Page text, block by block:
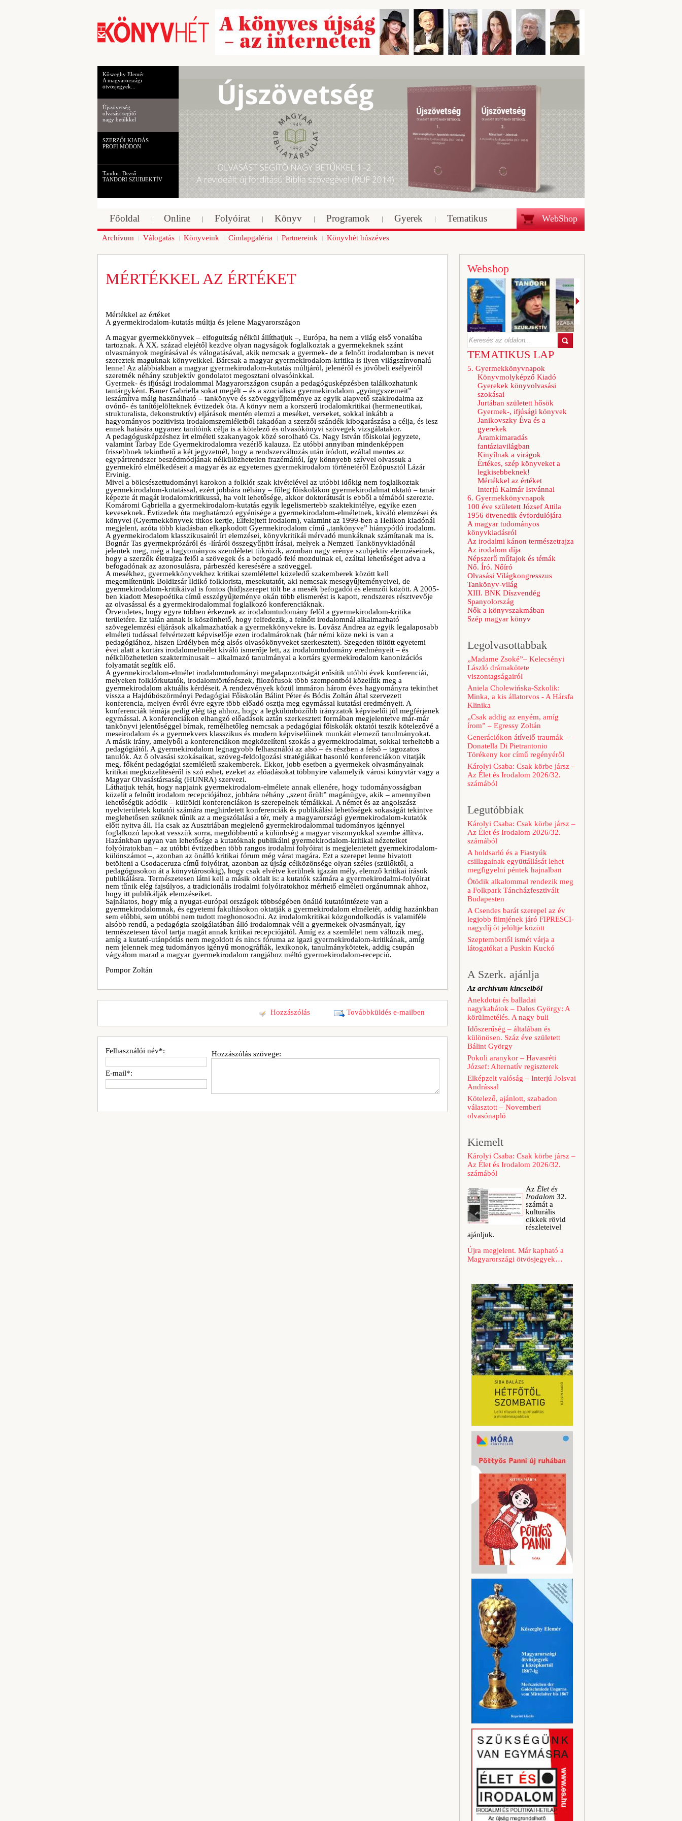
Kőszeghy Elemér
A magyarországi
ötvösjegyek...
Újszövetség
olvasást segítő
nagy betűkkel
SZERZŐI KIADÁS
PROFI MÓDON
Tandori Dezső
TANDORI SZUBJEKTÍV
WebShop
Főoldal Online Folyóirat Könyv Programok Gyerek Tematikus
Archívum Válogatás Könyveink Címlapgaléria Partnereink Könyvhét húszéves
MÉRTÉKKEL AZ ÉRTÉKET
Mértékkel az értéket
A gyermekirodalom-kutatás múltja és jelene Magyarországon
A magyar gyermekkönyvek – elfogultság nélkül állíthatjuk –, Európa, ha nem a világ első vonalába
tartoznak. A XX. század elejétől kezdve olyan nagyságok foglalkoztak a gyermekeknek szánt
olvasmányok megírásával és válogatásával, akik nemcsak a gyermek- de a felnőtt irodalomban is nevet
szereztek maguknak könyveikkel. Bárcsak a magyar gyermekirodalom-kritika is ilyen világszínvonalú
lenne! Az alábbiakban a magyar gyermekirodalom-kutatás múltjáról, jelenéről és jövőbeli esélyeiről
szeretnék néhány szubjektív gondolatot megosztani olvasóinkkal.
Gyermek- és ifjúsági irodalommal Magyarországon csupán a pedagógusképzésben találkozhatunk
tantárgyként. Bauer Gabriella sokat megélt – és a szocialista gyermekirodalom „gyöngyszemeit”
leszámítva máig használható – tankönyve és szöveggyűjteménye az egyik alapvető szakirodalma az
ovónő- és tanítójelölteknek évtizedek óta. A könyv nem a korszerű irodalomkritikai (hermeneutikai,
strukturalista, dekonstruktív) eljárások mentén elemzi a meséket, verseket, sokkal inkább a
hagyományos pozitivista irodalomszemléletből fakadóan a szerzői szándék kibogarászása a célja, és lesz
ennek hatására ugyanez tanítóink célja is a kötelező és olvasókönyvi szövegek vizsgálatakor.
A pedagógusképzéshez írt elméleti szakanyagok közé sorolható Cs. Nagy István főiskolai jegyzete,
valamint Tarbay Ede Gyermekirodalomra vezérlő kalauza. Ez utóbbi annyiban mindenképpen
frissebbnek tekinthető a két jegyzetnél, hogy a rendszerváltozás után íródott, ezáltal mentes az
egypártrendszer beszédmódjának nélkülözhetetlen frazémáitól, így könnyebb szívvel olvassuk a
gyermekíró elmélkedéseit a magyar és az egyetemes gyermekirodalom történetéről Ezópusztól Lázár
Ervinig.
Mivel a bölcsészettudományi karokon a folklór szak kivételével az utóbbi időkig nem foglalkoztak
gyermekirodalom-kutatással, ezért jobbára néhány – főleg főiskolákon gyermekirodalmat oktató – tanár
képezte át magát irodalomkritikussá, ha volt lehetősége, akkor doktorátusát is ebből a témából szerezte.
Komáromi Gabriella a gyermekirodalom-kutatás egyik legelismertebb szaktekintélye, egyike ezen
keveseknek. Évtizedek óta meghatározó egyénisége a gyermekirodalom-elméletnek, kiváló elemzései és
könyvei (Gyermekkönyvek titkos kertje, Elfelejtett irodalom), valamint az 1999-ben a Helikon kiadónál
megjelent, azóta több kiadásban elkapkodott Gyermekirodalom című „tankönyve” hiánypótló irodalom.
A gyermekirodalom klasszikusairól írt elemzései, könyvkritikái mérvadó munkáknak számítanak ma is.
Bognár Tas gyermekprózáról és -líráról összegyűjtött írásai, melyek a Nemzeti Tankönyvkiadónál
jelentek meg, még a hagyományos szemléletet tükrözik, azonban nagy erénye szubjektív elemzéseinek,
hogy a szerzők életrajza felől a szövegek és a befogadó felé mozdulnak el, ezáltal lehetőséget adva a
befogadónak az azonosulásra, párbeszéd keresésére a szöveggel.
A mesékhez, gyermekkönyvekhez kritikai szemlélettel közeledő szakemberek között kell
megemlítenünk Boldizsár Ildikó folklorista, mesekutatót, aki nemcsak mesegyűjteményeivel, de
gyermekirodalom-kritikáival is fontos (híd)szerepet tölt be a mesék befogadói és elemzői között. A 2005-
ben kiadott Mesepoétika című esszégyűjteménye okán több elismerést is kapott, rendszeres résztvevője
az olvasással és a gyermekirodalommal foglalkozó konferenciáknak.
Örvendetes, hogy egyre többen érkeznek az irodalomtudomány felől a gyermekirodalom-kritika
területére. Ez talán annak is köszönhető, hogy felfedezik, a felnőtt irodalomnál alkalmazható
szövegelemzési eljárások alkalmazhatóak a gyermekkönyvekre is. Lovász Andrea az egyik legalaposabb
elméleti tudással felvértezett képviselője ezen irodalmároknak (bár némi köze neki is van a
pedagógiához, hiszen Erdélyben még alsós olvasókönyveket szerkesztett). Szegeden töltött egyetemi
évei alatt a kortárs irodalomelmélet kiváló ismerője lett, az irodalomtudomány eredményeit – és
nélkülözhetetlen szakterminusait – alkalmazó tanulmányai a kortárs gyermekirodalom kanonizációs
folyamatát segítik elő.
A gyermekirodalom-elmélet irodalomtudományi megalapozottságát erősítik utóbbi évek konferenciái,
melyeken folklórkutatók, irodalomtörténészek, filozófusok több szempontból közelítik meg a
gyermekirodalom aktuális kérdéseit. A rendezvények közül immáron három éves hagyományra tekinthet
vissza a Hajdúböszörményi Pedagógiai Főiskolán Bálint Péter és Bódis Zoltán által szervezett
konferencia, melyen évről évre egyre több előadó osztja meg egymással kutatási eredményeit. A
konferenciák témája pedig elég tág ahhoz, hogy a legkülönbözőbb irányzatok képviselői jól megférjenek
egymással. A konferenciákon elhangzó előadások aztán szerkesztett formában megjelentetve már-már
tankönyvi jelentőséggel bírnak, remélhetőleg nemcsak a pedagógiai főiskolák oktatói teszik kötelezővé a
meseirodalom és a gyermekvers klasszikus és modern képviselőinek munkáit elemező tanulmányokat.
A másik irány, amelyből a konferenciákon megközelíteni szokás a gyermekirodalmat, sokkal terheltebb a
pedagógiától. A gyermekirodalom legnagyobb felhasználói az alsó – és részben a felső – tagozatos
tanulók. Az ő olvasási szokásaikat, szöveg-feldolgozási stratégiáikat hasonló konferenciákon vitatják
meg, főként pedagógiai szemléletű szakemberek. Ekkor, jobb esetben a gyermekek olvasmányainak
kritikai megközelítéséről is szó eshet, ezeket az előadásokat többnyire valamelyik városi könyvtár vagy a
Magyar Olvasástársaság (HUNRA) szervezi.
Láthatjuk tehát, hogy napjaink gyermekirodalom-elmélete annak ellenére, hogy tudományosságban
közelít a felnőtt irodalom recepciójához, jobbára néhány „szent őrült” magánügye, akik – amennyiben
lehetőségük adódik – külföldi konferenciákon is szerepelnek témáikkal. A német és az angolszász
nyelvterületek kutatói számára meghirdetett konferenciák és publikálási lehetőségek sokaságát tekintve
meglehetősen szűknek tűnik az a megszólalási a tér, mely a magyarországi gyermekirodalom-kutatók
előtt nyitva áll. Ha csak az Ausztriában megjelenő gyermekirodalommal tudományos igénnyel
foglalkozó lapokat vesszük sorra, megdöbbentő a különbség a magyar viszonyokkal szembe állítva.
Hazánkban ugyan van lehetősége a kutatóknak publikálni gyermekirodalom-kritikai nézeteiket
folyóiratokban – az utóbbi évtizedben több rangos irodalmi folyóirat is megjelentetett gyermekirodalom-
különszámot –, azonban az önálló kritikai fórum még várat magára. Ezt a szerepet lenne hivatott
betölteni a Csodaceruza című folyóirat, azonban az újság célközönsége olyan széles (szülőktől, a
pedagógusokon át a könyvtárosokig), hogy csak elvétve kerülnek igazán mély, elemző kritikai írások
publikálásra. Természetesen látni kell a másik oldalt is: a kutatók számára a gyermekirodalmi-folyóirat
nem tűnik elég fajsúlyos, a tradicionális irodalmi folyóiratokhoz mérhető elméleti orgánumnak ahhoz,
hogy itt publikálják elemzéseiket.
Sajnálatos, hogy míg a nyugat-európai országok többségében önálló kutatóintézete van a
gyermekirodalomnak, és egyetemi fakultásokon oktatják a gyermekirodalom elméletét, addig hazánkban
sem előbbi, sem utóbbi nem tudott meghonosodni. Az irodalomkritikai közgondolkodás is valamiféle
alsóbb rendű, a pedagógia szolgálatában álló irodalomnak véli a gyermekek olvasmányait, így
természetesen távol tartja magát annak kritikai recepciójától. Amíg ez a szemlélet nem változik meg,
amíg a kutató-utánpótlás nem megoldott és nincs fóruma az igazi gyermekirodalom-kritikának, amíg
nem jelennek meg tudományos igényű monográfiák, lexikonok, tanulmánykötetek, addig csupán
vágyálom marad a magyar gyermekirodalom rangjához méltó gyermekirodalom-recepció.
Pompor Zoltán
Továbbküldés e-mailben
Hozzászólás
Hozzászólás szövege:
Felhasználói név*:
E-mail*:
Webshop
TEMATIKUS LAP
5. Gyermekkönyvnapok
Könyvmolyképző Kiadó
Gyerekek könyvolvasási
szokásai
Jurtában született hősök
Gyermek-, ifjúsági könyvek
Janikovszky Éva és a
gyerekek
Áramkimaradás
fantáziavilágban
Kinyílnak a virágok
Értékes, szép könyveket a
legkisebbeknek!
Mértékkel az értéket
Interjú Kalmár Istvánnal
6. Gyermekkönyvnapok
100 éve született József Attila
1956 ötvenedik évfordulójára
A magyar tudományos
könyvkiadásról
Az irodalmi kánon természetrajza
Az irodalom díja
Népszerű műfajok és témák
Nő. Író. Nőíró
Olvasási Világkongresszus
Tankönyv-világ
XIII. BNK Díszvendég
Spanyolország
Nők a könyvszakmában
Szép magyar könyv
Legolvasottabbak
„Madame Zsoké”– Kelecsényi
László drámakötete
viszontagságairól
Aniela Cholewińska-Szkolik:
Minka, a kis állatorvos - A Hársfa
Klinika
„Csak addig az enyém, amíg
írom” – Egressy Zoltán
Generációkon átívelő traumák –
Donatella Di Pietrantonio
Törékeny kor című regényéről
Károlyi Csaba: Csak körbe jársz –
Az Élet és Irodalom 2026/32.
számából
Legutóbbiak
Károlyi Csaba: Csak körbe jársz –
Az Élet és Irodalom 2026/32.
számából
A holdsarló és a Fiastyúk
csillagainak együttállását lehet
megfigyelni péntek hajnalban
Ötödik alkalommal rendezik meg
a Folkpark Táncházfesztivált
Budapesten
A Csendes barát szerepel az év
legjobb filmjének járó FIPRESCI-
nagydíj öt jelöltje között
Szeptembertől ismét várja a
látogatókat a Puskin Kuckó
A Szerk. ajánlja
Az archívum kincseiből
Anekdotai és balladai
nagykabátok – Dalos György: A
körülmetélés. A nagy buli
Időszerűség – általában és
különösen. Száz éve született
Bálint György
Pokoli aranykor – Havasréti
József: Alternatív regiszterek
Elképzelt valóság – Interjú Jolsvai
Andrással
Kötelező, ajánlott, szabadon
választott – Novemberi
olvasónapló
Kiemelt
Károlyi Csaba: Csak körbe jársz –
Az Élet és Irodalom 2026/32.
számából
Az Élet és
Irodalom 32.
számát a
kulturális
cikkek rövid
részleteivel
ajánljuk.
Újra megjelent. Már kapható a
Magyarországi ötvösjegyek…